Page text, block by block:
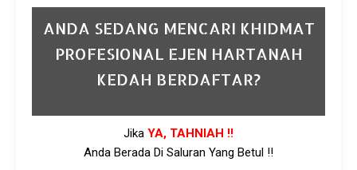
ANDA SEDANG MENCARI KHIDMAT
PROFESIONAL EJEN HARTANAH
KEDAH BERDAFTAR?
Jika YA, TAHNIAH !!
Anda Berada Di Saluran Yang Betul !!